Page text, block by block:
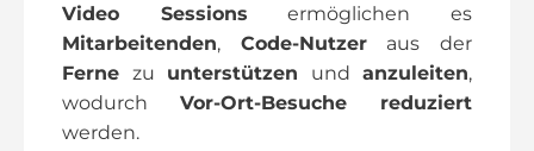
Video Sessions ermöglichen es
Mitarbeitenden, Code-Nutzeraus der
Ferne zu unterstützen und anzuleiten,
wodurch Vor-Ort-Besuche reduziert
werden.